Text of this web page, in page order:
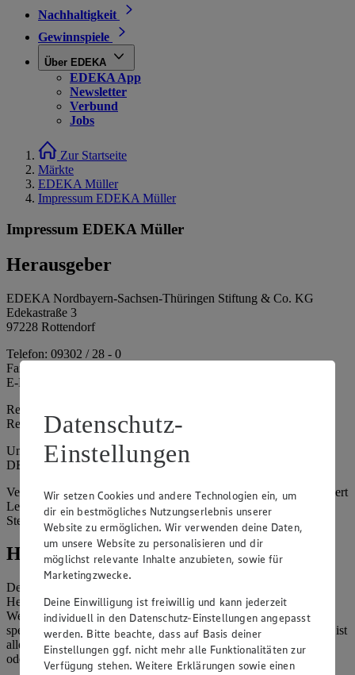
Nachhaltigkeit
Gewinnspiele
Über EDEKA
EDEKA App
Newsletter
Verbund
Jobs
Zur Startseite
Märkte
EDEKA Müller
Impressum EDEKA Müller
Impressum EDEKA Müller
Herausgeber
EDEKA Nordbayern-Sachsen-Thüringen Stiftung & Co. KG
Edekastraße 3
97228 Rottendorf
Telefon: 09302 / 28 - 0
Fax: 09302 / 28 - 214
E-Mail: info@edeka.de
Registergericht: Amtsgericht Würzburg
Registernummer: HRA 6164
Umsatzsteuer-Identifikationsnummer gem. § 27a UStG:
DE261968694
Vertretungsberechtigte: Sebastian Kohrmann (Geschäftsführer), Gert
Lehmann (Geschäftsführer), Christian Remy (Geschäftsführer),
Stefan Legat (Vorstandsvorsitzender)
Hinweise
Der Inhalt dieser Website ist urheberrechtlich geschützt. Der
Herausgeber gewährt Ihnen jedoch das Recht, den auf dieser
Website bereitgestellten Text ganz oder ausschnittsweise zu
speichern und zu vervielfältigen. Aus Gründen des Urheberrechts ist
allerdings die Speicherung und Vervielfältigung von Bildmaterial
oder Grafiken aus dieser Website nicht gestattet.
Datenschutz-
Einstellungen
Wir setzen Cookies und andere Technologien ein, um
dir ein bestmögliches Nutzungserlebnis unserer
Website zu ermöglichen. Wir verwenden deine Daten,
um unsere Website zu personalisieren und dir
möglichst relevante Inhalte anzubieten, sowie für
Marketingzwecke.
Deine Einwilligung ist freiwillig und kann jederzeit
individuell in den Datenschutz-Einstellungen angepasst
werden. Bitte beachte, dass auf Basis deiner
Einstellungen ggf. nicht mehr alle Funktionalitäten zur
Verfügung stehen. Weitere Erklärungen sowie einen